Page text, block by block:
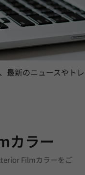
最新のニュースやト
カラー
Filmカラーをご